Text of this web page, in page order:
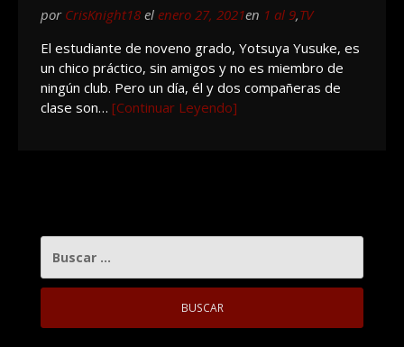
por CrisKnight18 el enero 27, 2021en 1 al 9,TV
El estudiante de noveno grado, Yotsuya Yusuke, es
un chico práctico, sin amigos y no es miembro de
ningún club. Pero un día, él y dos compañeras de
clase son… [Continuar Leyendo]